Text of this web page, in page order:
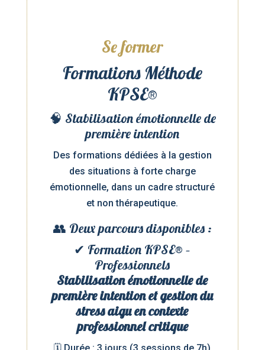
Se former
Formations Méthode
KPSE®
🧠 Stabilisation émotionnelle de
première intention
Des formations dédiées à la gestion
des situations à forte charge
émotionnelle, dans un cadre structuré
et non thérapeutique.
👥 Deux parcours disponibles :
✔ Formation KPSE® –
Professionnels
Stabilisation émotionnelle de
première intention et gestion du
stress aigu en contexte
professionnel critique